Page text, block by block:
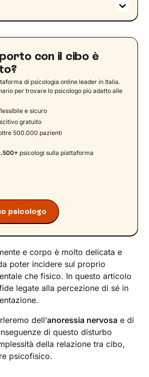
nervosa
dell’anoressia nervosa
sull’anoressia nervosa
nervosa
causa dell’anoressia
psicologiche dell’anoressia
familiari dell’anoressia
dell’anoressia nervosa
fisiche e psicologiche
l'anoressia nervosa
aiuto
una persona che soffre di con
nervosa
con il cibo è
di psicologia online leader in Italia.
per trovare lo psicologo più adatto alle
psicologo
e sicuro
gratuito
500.000 pazienti
psicologi sulla piattaforma
e corpo è molto delicata e
poter incidere sul proprio
che fisico. In questo articolo
legate alla percezione di sé in
dell’anoressia nervosa e di
di questo disturbo
della relazione tra cibo,
psicofisico.